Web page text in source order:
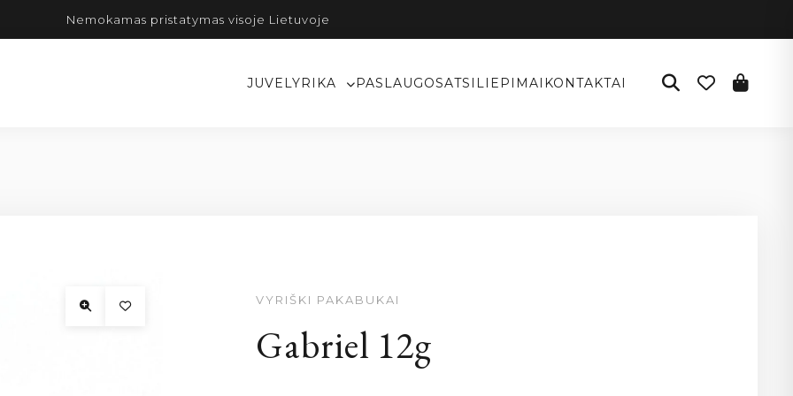
Nemokamas pristatymas visoje Lietuvoje
JUVELYRIKA PASLAUGOSATSILIEPIMAI KONTAKTAI
VYRIŠKI PAKABUKAI
Gabriel 12g